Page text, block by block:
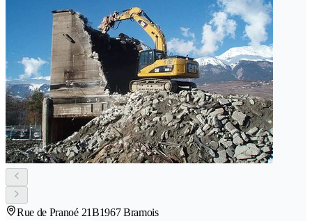
Rue de Pranoé 21B1967 Bramois